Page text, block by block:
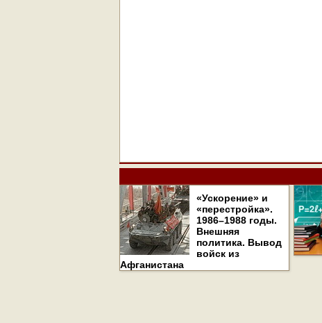
«Ускорение» и
«перестройка».
1986–1988 годы.
Внешняя
политика. Вывод
войск из
Афганистана